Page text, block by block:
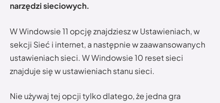
narzędzi sieciowych.
W Windowsie 11 opcję znajdziesz w Ustawieniach, w
sekcji Sieć i internet, a następnie w zaawansowanych
ustawieniach sieci. W Windowsie 10 reset sieci
znajduje się w ustawieniach stanu sieci.
Nie używaj tej opcji tylko dlatego, że jedna gra